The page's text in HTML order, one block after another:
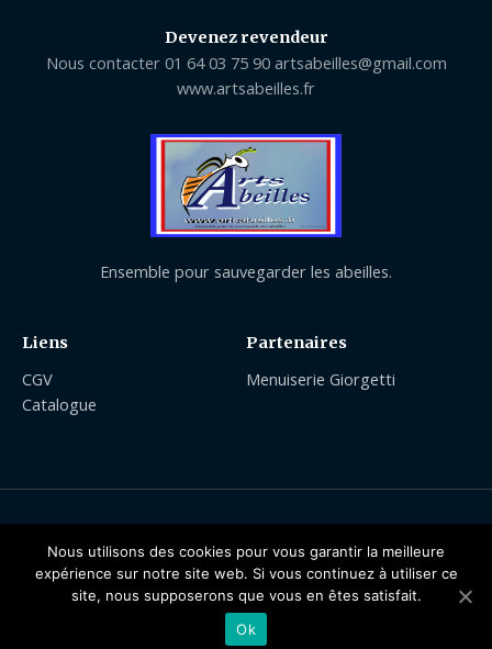
Devenez revendeur
Nous contacter 01 64 03 75 90 artsabeilles@gmail.com
www.artsabeilles.fr
Ensemble pour sauvegarder les abeilles.
Liens
CGV
Catalogue
Partenaires
Menuiserie Giorgetti
Copyright © 2026 | Arts Abeilles Apiculture
Nous utilisons des cookies pour vous garantir la meilleure
expérience sur notre site web. Si vous continuez à utiliser ce
site, nous supposerons que vous en êtes satisfait.
Ok